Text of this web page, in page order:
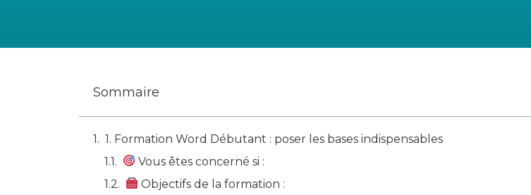
Sommaire
1. Formation Word Débutant : poser les bases indispensables
Vous êtes concerné si :
Objectifs de la formation :